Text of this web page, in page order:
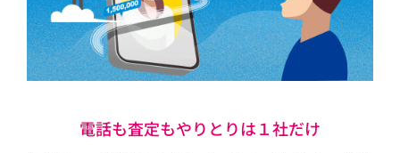
電話も査定もやりとりは１社だけ